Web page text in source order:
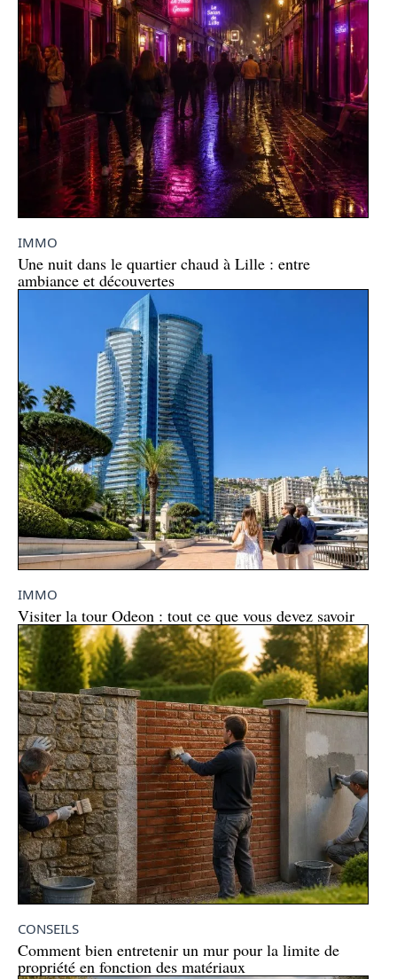
IMMO
Une nuit dans le quartier chaud à Lille : entre
ambiance et découvertes
IMMO
Visiter la tour Odeon : tout ce que vous devez savoir
CONSEILS
Comment bien entretenir un mur pour la limite de
propriété en fonction des matériaux